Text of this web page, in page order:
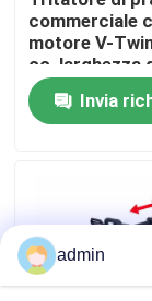
Contattaci
Chiedi un
Mini
motosega
commerciale
motore V-
cc, larghezza
102 cm e
erba da 245
Invia
admin